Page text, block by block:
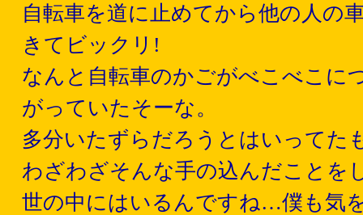
自転車を道に止めてから他の人の
きてビックリ!
なんと自転車のかごがべこべこに
がっていたそーな。
多分いたずらだろうとはいってた
わざわざそんな手の込んだことを
世の中にはいるんですね…僕も気